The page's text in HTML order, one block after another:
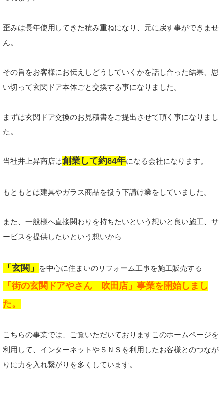
歪みは長年使用してきた積み重ねになり、元に戻す事ができませ
ん。
その旨をお客様にお伝えしどうしていくかを話し合った結果、思
い切って玄関ドア本体ごと交換する事になりました。
まずは玄関ドア交換のお見積書をご提出させて頂く事になりまし
た。
当社井上昇商店は創業して約84年になる会社になります。
もともとは建具やガラス商品を扱う下請け業をしていました。
また、一般様へ直接関わりを持ちたいという想いと良い施工、サ
ービスを提供したいという想いから
「玄関」 を中心に住まいのリフォーム工事を施工販売する
「街の玄関ドアやさん 吹田店」事業を開始しまし
た。
こちらの事業では、ご覧いただいておりますこのホームページを
利用して、インターネットやＳＮＳを利用したお客様とのつなが
りに力を入れ繋がりを多くしています。